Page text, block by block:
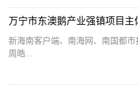
新海南客户端、南海网、南国都
周皓...